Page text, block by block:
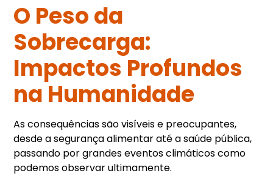
O Peso da
Sobrecarga:
Impactos Profundos
na Humanidade
As consequências são visíveis e preocupantes,
desde a segurança alimentar até a saúde pública,
passando por grandes eventos climáticos como
podemos observar ultimamente.